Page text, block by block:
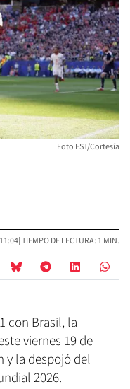
Foto EST/Cortesía
11:04| TIEMPO DE LECTURA: 1 MIN.
con Brasil, la
viernes 19 de
y la despojó del
2026.